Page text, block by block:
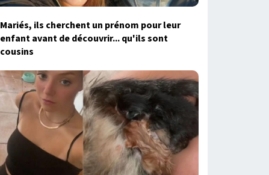
Mariés, ils cherchent un prénom pour leur
enfant avant de découvrir... qu'ils sont
cousins